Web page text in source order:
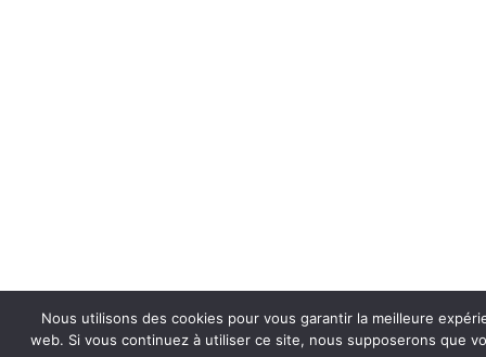
Nous utilisons des cookies pour vous garantir la meilleure
web. Si vous continuez à utiliser ce site, nous supposerons que